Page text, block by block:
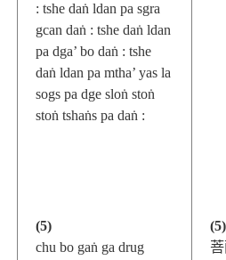
: tshe daṅ ldan pa sgra
gcan daṅ : tshe daṅ ldan
pa dga’ bo daṅ : tshe
daṅ ldan pa mtha’ yas la
sogs pa dge sloṅ stoṅ
stoṅ tshaṅs pa daṅ :
(5)
chu bo gaṅ ga drug
(5)